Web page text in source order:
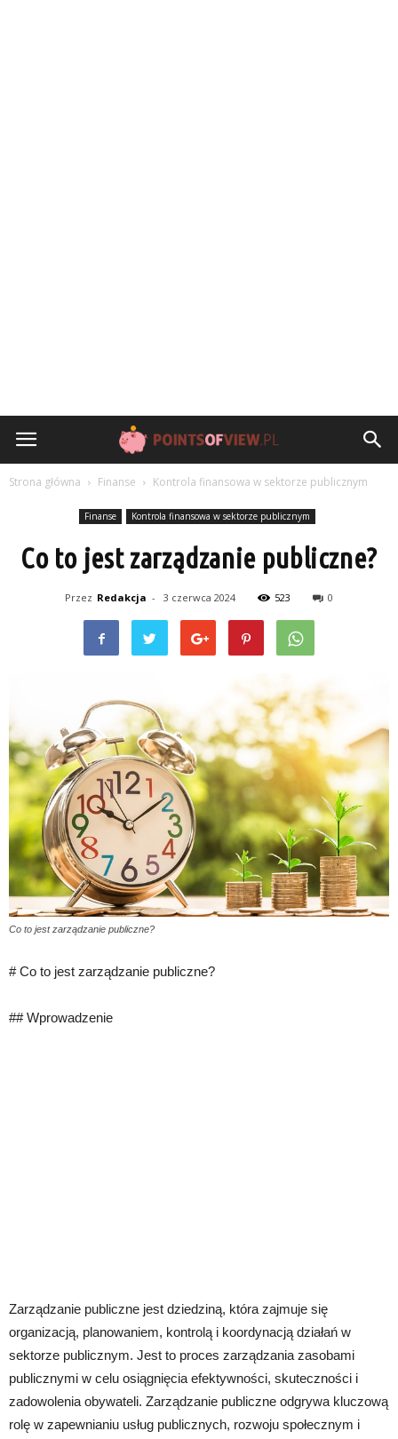
pointsofview.pl
Strona główna Finanse Kontrola finansowa w sektorze publicznym
Finanse Kontrola finansowa w sektorze publicznym
Co to jest zarządzanie publiczne?
Przez Redakcja - 3 czerwca 2024 523 0
Co to jest zarządzanie publiczne?
# Co to jest zarządzanie publiczne?
## Wprowadzenie
Zarządzanie publiczne jest dziedziną, która zajmuje się
organizacją, planowaniem, kontrolą i koordynacją działań w
sektorze publicznym. Jest to proces zarządzania zasobami
publicznymi w celu osiągnięcia efektywności, skuteczności i
zadowolenia obywateli. Zarządzanie publiczne odgrywa kluczową
rolę w zapewnianiu usług publicznych, rozwoju społecznym i